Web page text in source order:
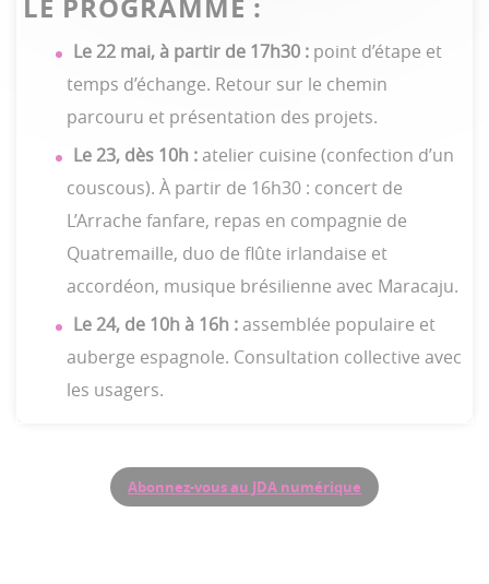
LE PROGRAMME :
Le 22 mai, à partir de 17h30 : point d’étape et
temps d’échange. Retour sur le chemin
parcouru et présentation des projets.
Le 23, dès 10h :atelier cuisine (confection d’un
couscous). À partir de 16h30 : concert de
L’Arrache fanfare, repas en compagnie de
Quatremaille, duo de flûte irlandaise et
accordéon, musique brésilienne avec Maracaju.
Le 24, de 10h à 16h :assemblée populaire et
auberge espagnole. Consultation collective avec
les usagers.
Abonnez-vous au JDA numérique